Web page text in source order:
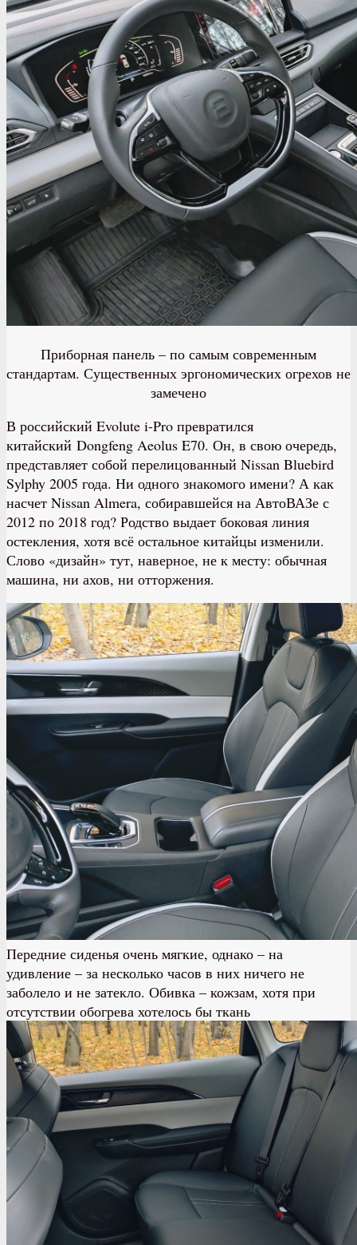
Приборная панель – по самым современным
стандартам. Существенных эргономических огрехов не
замечено​
В российский Evolute i-Pro превратился
китайский Dongfeng Aeolus E70. Он, в свою очередь,
представляет собой перелицованный Nissan Bluebird
Sylphy 2005 года. Ни одного знакомого имени? А как
насчет Nissan Almera, собиравшейся на АвтоВАЗе с
2012 по 2018 год? Родство выдает боковая линия
остекления, хотя всё остальное китайцы изменили.
Слово «дизайн» тут, наверное, не к месту: обычная
машина, ни ахов, ни отторжения.
Передние сиденья очень мягкие, однако – на
удивление – за несколько часов в них ничего не
заболело и не затекло. Обивка – кожзам, хотя при
отсутствии обогрева хотелось бы ткань